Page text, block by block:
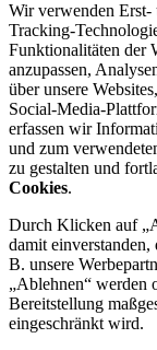
Wir verwenden Erst-
Tracking-
Funktionalitäten der
anzupassen,
über unsere
Social-Media-
erfassen wir
und zum
zu gestalten und
Cookies.
Durch Klicken auf
damit
B. unsere
„Ablehnen“ werden
Bereitstellung
eingeschränkt wird.